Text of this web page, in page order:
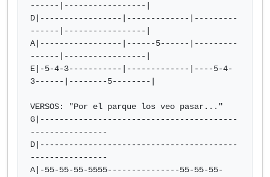
------|-----------------|
D|-----------------|-------------|---------
------|-----------------|
A|-----------------|------5------|---------
------|-----------------|
E|-5-4-3-----------|-------------|----5-4-
3------|--------5--------|
VERSOS: "Por el parque los veo pasar..."
G|-----------------------------------------
----------------
D|-----------------------------------------
----------------
A|-55-55-55-5555---------------55-55-55-